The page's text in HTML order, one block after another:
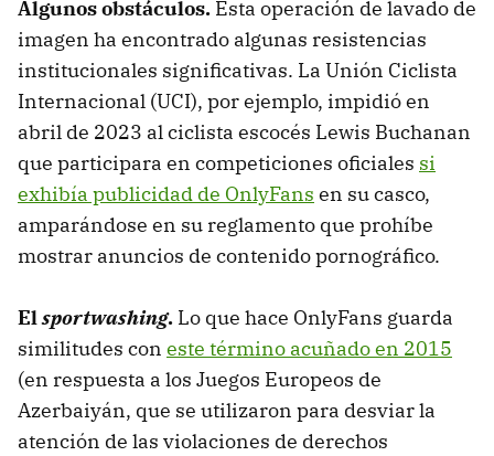
Algunos obstáculos. Esta operación de lavado de
imagen ha encontrado algunas resistencias
institucionales significativas. La Unión Ciclista
Internacional (UCI), por ejemplo, impidió en
abril de 2023 al ciclista escocés Lewis Buchanan
que participara en competiciones oficiales si
exhibía publicidad de OnlyFans en su casco,
amparándose en su reglamento que prohíbe
mostrar anuncios de contenido pornográfico.
Elsportwashing. Lo que hace OnlyFans guarda
similitudes con este término acuñado en 2015
(en respuesta a los Juegos Europeos de
Azerbaiyán, que se utilizaron para desviar la
atención de las violaciones de derechos